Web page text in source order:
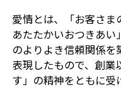
愛情とは、「お客さ
あたたかいおつきあ
のよりよき信頼関係を
表現したもので、創業
す」の精神をともに受